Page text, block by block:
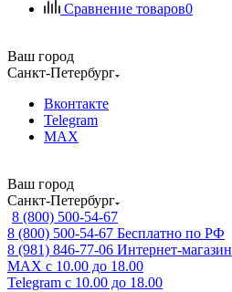
Сравнение товаров0
Ваш город
Санкт-Петербург
Вконтакте
Telegram
MAX
Ваш город
Санкт-Петербург
8 (800) 500-54-67
8 (800) 500-54-67 Бесплатно по РФ
8 (981) 846-77-06 Интернет-магазин
MAX с 10.00 до 18.00
Telegram с 10.00 до 18.00